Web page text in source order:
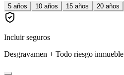
5 años 10 años 15 años 20 años
Incluir seguros
Desgravamen + Todo riesgo inmueble